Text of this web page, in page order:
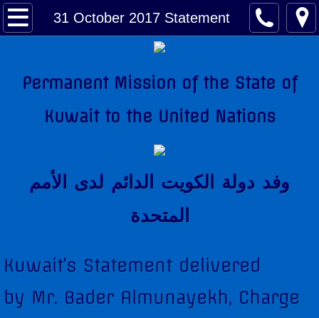
31 October 2017 Statement
About Kuwait
Kuwait Links
The National Anthem
Kuwait & The United Nations
Kuwait Mission
Former Permanent Representatives
Permanent Mission of the State of
Kuwait to the United Nations
وفد دولة الكويت الدائم لدى اﻷمم
المتحدة
Kuwait's Statement delivered
by Mr. Bader Almunayekh, Charge